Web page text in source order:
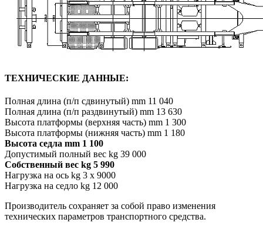
ТЕХНИЧЕСКИЕ ДАННЫЕ:
Полная длина (п/п сдвинутый) mm 11 040
Полная длина (п/п раздвинутый) mm 13 630
Высота платформы (верхняя часть) mm 1 300
Высота платформы (нижняя часть) mm 1 180
Высота седла mm 1 100
Допустимый полный вес kg 39 000
Собственный вес kg 5 990
Нагрузка на ось kg 3 x 9000
Нагрузка на седло kg 12 000
Производитель сохраняет за собой право изменения
технических параметров транспортного средства.